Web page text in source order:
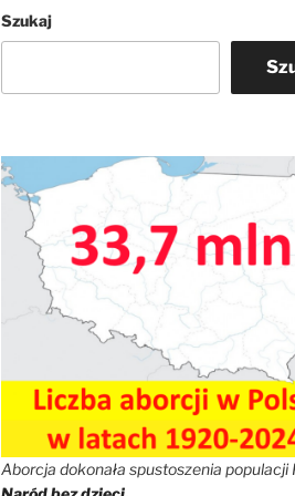
Szukaj
Aborcja dokonała spustoszenia populacji